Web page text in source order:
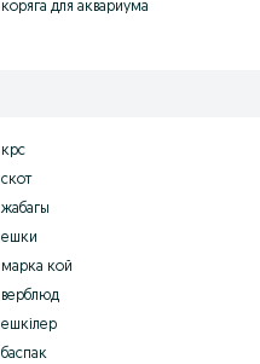
коряга для аквариума
крс
скот
жабагы
ешки
марка кой
верблюд
ешкілер
баспак